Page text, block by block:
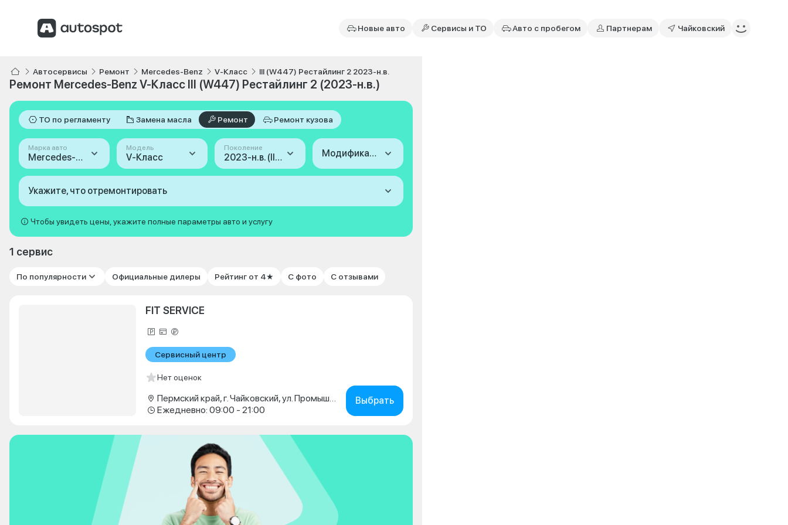
Новые авто Сервисы и ТО Авто с пробегом Партнерам Чайковский
Автосервисы Ремонт Mercedes-Benz V-Класс III (W447) Рестайлинг 2 2023-н.в.
Ремонт Mercedes-Benz V-Класс III (W447) Рестайлинг 2 (2023-н.в.)
ТО по регламенту Замена масла Ремонт Ремонт кузова
Марка авто
Mercedes-Benz
Модель
V-Класс
Поколение
2023-н.в. (III (W447) Рестайлинг 2) Модификация
Укажите, что отремонтировать
Чтобы увидеть цены, укажите полные параметры авто и услугу
1 сервис
По популярности Официальные дилеры Рейтинг от 4★ С фото С отзывами
FIT SERVICE
Сервисный центр
Нет оценок
Пермский край, г. Чайковский, ул. Промышленная, д. 15/1
Ежедневно: 09:00 - 21:00
Выбрать